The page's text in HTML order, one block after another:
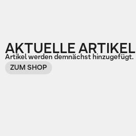
AKTUELLE ARTIKEL
Artikel werden demnächst hinzugefügt.
ZUM SHOP